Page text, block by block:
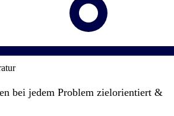
bei jedem Problem zielorientiert &